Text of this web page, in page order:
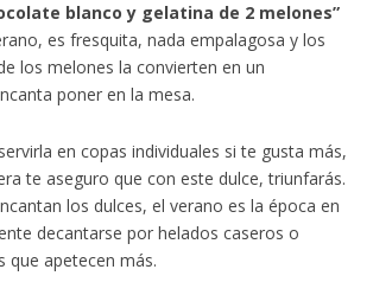
blanco y gelatina de 2 melones”
es fresquita, nada empalagosa y los
los melones la convierten en un
poner en la mesa.
en copas individuales si te gusta más,
te aseguro que con este dulce, triunfarás.
los dulces, el verano es la época en
decantarse por helados caseros o
que apetecen más.